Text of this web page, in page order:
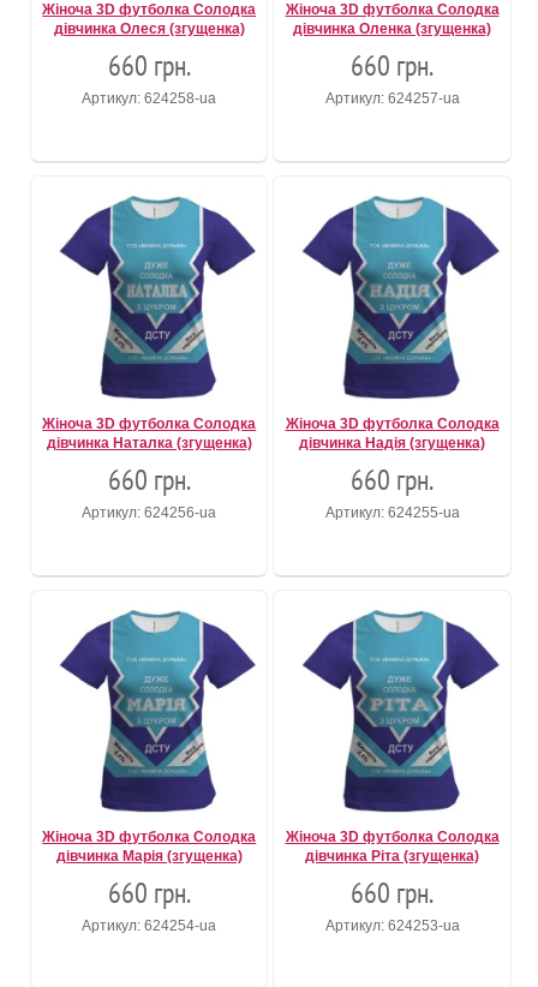
Жіноча 3D футболка Солодка
дівчинка Олеся (згущенка)
660 грн.
Артикул: 624258-ua
Жіноча 3D футболка Солодка
дівчинка Оленка (згущенка)
660 грн.
Артикул: 624257-ua
Жіноча 3D футболка Солодка
дівчинка Наталка (згущенка)
660 грн.
Артикул: 624256-ua
Жіноча 3D футболка Солодка
дівчинка Надія (згущенка)
660 грн.
Артикул: 624255-ua
Жіноча 3D футболка Солодка
дівчинка Марія (згущенка)
660 грн.
Артикул: 624254-ua
Жіноча 3D футболка Солодка
дівчинка Ріта (згущенка)
660 грн.
Артикул: 624253-ua